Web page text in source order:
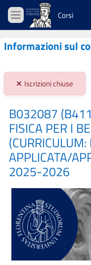
Vai al contenuto principale
Pannello laterale
Corsi
Informazioni sul
Stato iscrizioni:
Iscrizioni chiuse
B032087
FISICA PER I
(CURRICULUM:
APPLICATA/
2025-2026